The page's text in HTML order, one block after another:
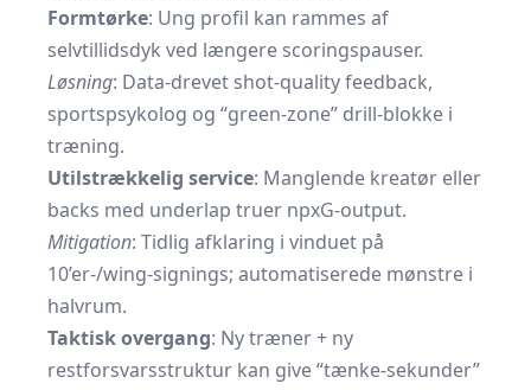
Formtørke: Ung profil kan rammes af
selvtillidsdyk ved længere scoringspauser.
Løsning: Data-drevet shot-quality feedback,
sportspsykolog og “green-zone” drill-blokke i
træning.
Utilstrækkelig service: Manglende kreatør eller
backs med underlap truer npxG-output.
Mitigation: Tidlig afklaring i vinduet på
10’er-/wing-signings; automatiserede mønstre i
halvrum.
Taktisk overgang: Ny træner + ny
restforsvarsstruktur kan give “tænke-sekunder”